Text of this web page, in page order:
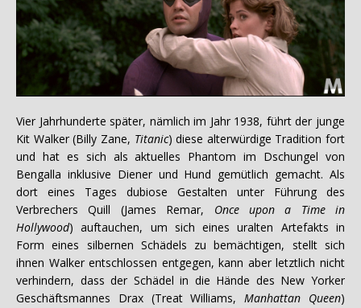
Vier Jahrhunderte später, nämlich im Jahr 1938, führt der junge
Kit Walker (Billy Zane, Titanic) diese alterwürdige Tradition fort
und hat es sich als aktuelles Phantom im Dschungel von
Bengalla inklusive Diener und Hund gemütlich gemacht. Als
dort eines Tages dubiose Gestalten unter Führung des
Verbrechers Quill (James Remar, Once upon a Time in
Hollywood) auftauchen, um sich eines uralten Artefakts in
Form eines silbernen Schädels zu bemächtigen, stellt sich
ihnen Walker entschlossen entgegen, kann aber letztlich nicht
verhindern, dass der Schädel in die Hände des New Yorker
Geschäftsmannes Drax (Treat Williams,Manhattan Queen)